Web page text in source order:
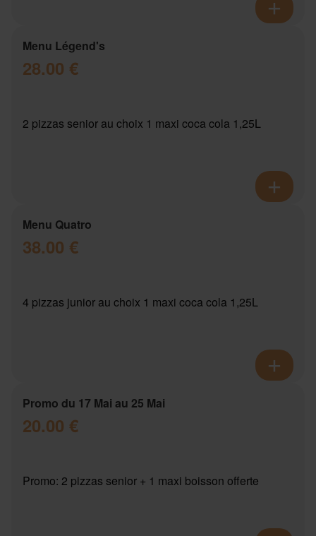
Menu Légend's
28.00 €
2 pizzas senior au choix 1 maxi coca cola 1,25L
Menu Quatro
38.00 €
4 pizzas junior au choix 1 maxi coca cola 1,25L
Promo du 17 Mai au 25 Mai
20.00 €
Promo: 2 pizzas senior + 1 maxi boisson offerte